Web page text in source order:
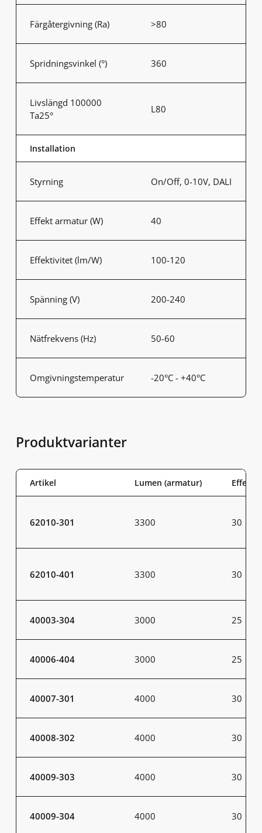
Färgåtergivning (Ra) >80
Spridningsvinkel (°) 360
Livslängd 100000
Ta25°
L80
Installation
Styrning On/Off, 0-10V, DALI
Effekt armatur (W) 40
Effektivitet (lm/W) 100-120
Spänning (V) 200-240
Nätfrekvens (Hz) 50-60
Omgivningstemperatur -20°C - +40°C
Produktvarianter
Artikel Lumen (armatur) Effekt
62010-301 3300 30
62010-401 3300 30
40003-304 3000 25
40006-404 3000 25
40007-301 4000 30
40008-302 4000 30
40009-303 4000 30
40009-304 4000 30